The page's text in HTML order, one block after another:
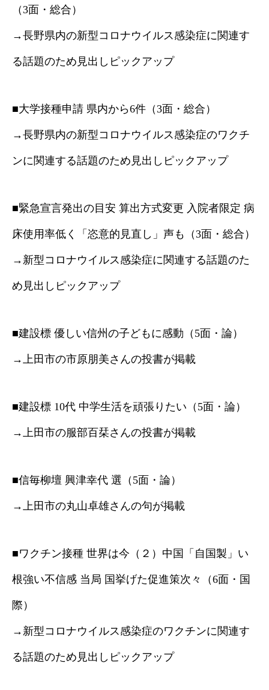
（3面・総合）
→長野県内の新型コロナウイルス感染症に関連す
る話題のため見出しピックアップ
■大学接種申請 県内から6件（3面・総合）
→長野県内の新型コロナウイルス感染症のワクチ
ンに関連する話題のため見出しピックアップ
■緊急宣言発出の目安 算出方式変更 入院者限定 病
床使用率低く「恣意的見直し」声も（3面・総合）
→新型コロナウイルス感染症に関連する話題のた
め見出しピックアップ
■建設標 優しい信州の子どもに感動（5面・論）
→上田市の市原朋美さんの投書が掲載
■建設標 10代 中学生活を頑張りたい（5面・論）
→上田市の服部百栞さんの投書が掲載
■信毎柳壇 興津幸代 選（5面・論）
→上田市の丸山卓雄さんの句が掲載
■ワクチン接種 世界は今（２）中国「自国製」い
根強い不信感 当局 国挙げた促進策次々（6面・国
際）
→新型コロナウイルス感染症のワクチンに関連す
る話題のため見出しピックアップ